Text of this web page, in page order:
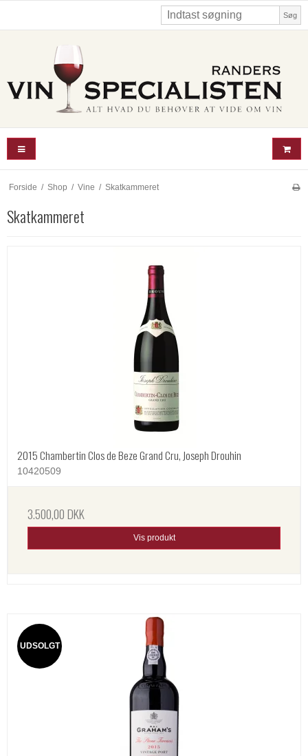
Søg
Forside / Shop / Vine / Skatkammeret
Skatkammeret
2015 Chambertin Clos de Beze Grand Cru, Joseph Drouhin
10420509
3.500,00 DKK
Vis produkt
UDSOLGT